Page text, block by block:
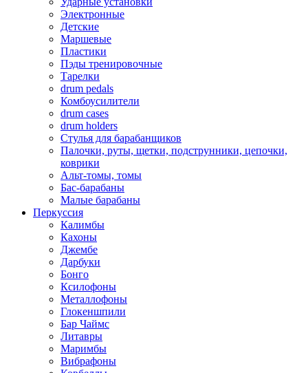
Электронные
Детские
Маршевые
Пластики
Пэды тренировочные
Тарелки
drum pedals
Комбоусилители
drum cases
drum holders
Стулья для барабанщиков
Палочки, руты, щетки, подструнники, цепочки,
коврики
Альт-томы, томы
Бас-барабаны
Малые барабаны
Перкуссия
Калимбы
Кахоны
Джембе
Дарбуки
Бонго
Ксилофоны
Металлофоны
Глокеншпили
Бар Чаймс
Литавры
Маримбы
Вибрафоны